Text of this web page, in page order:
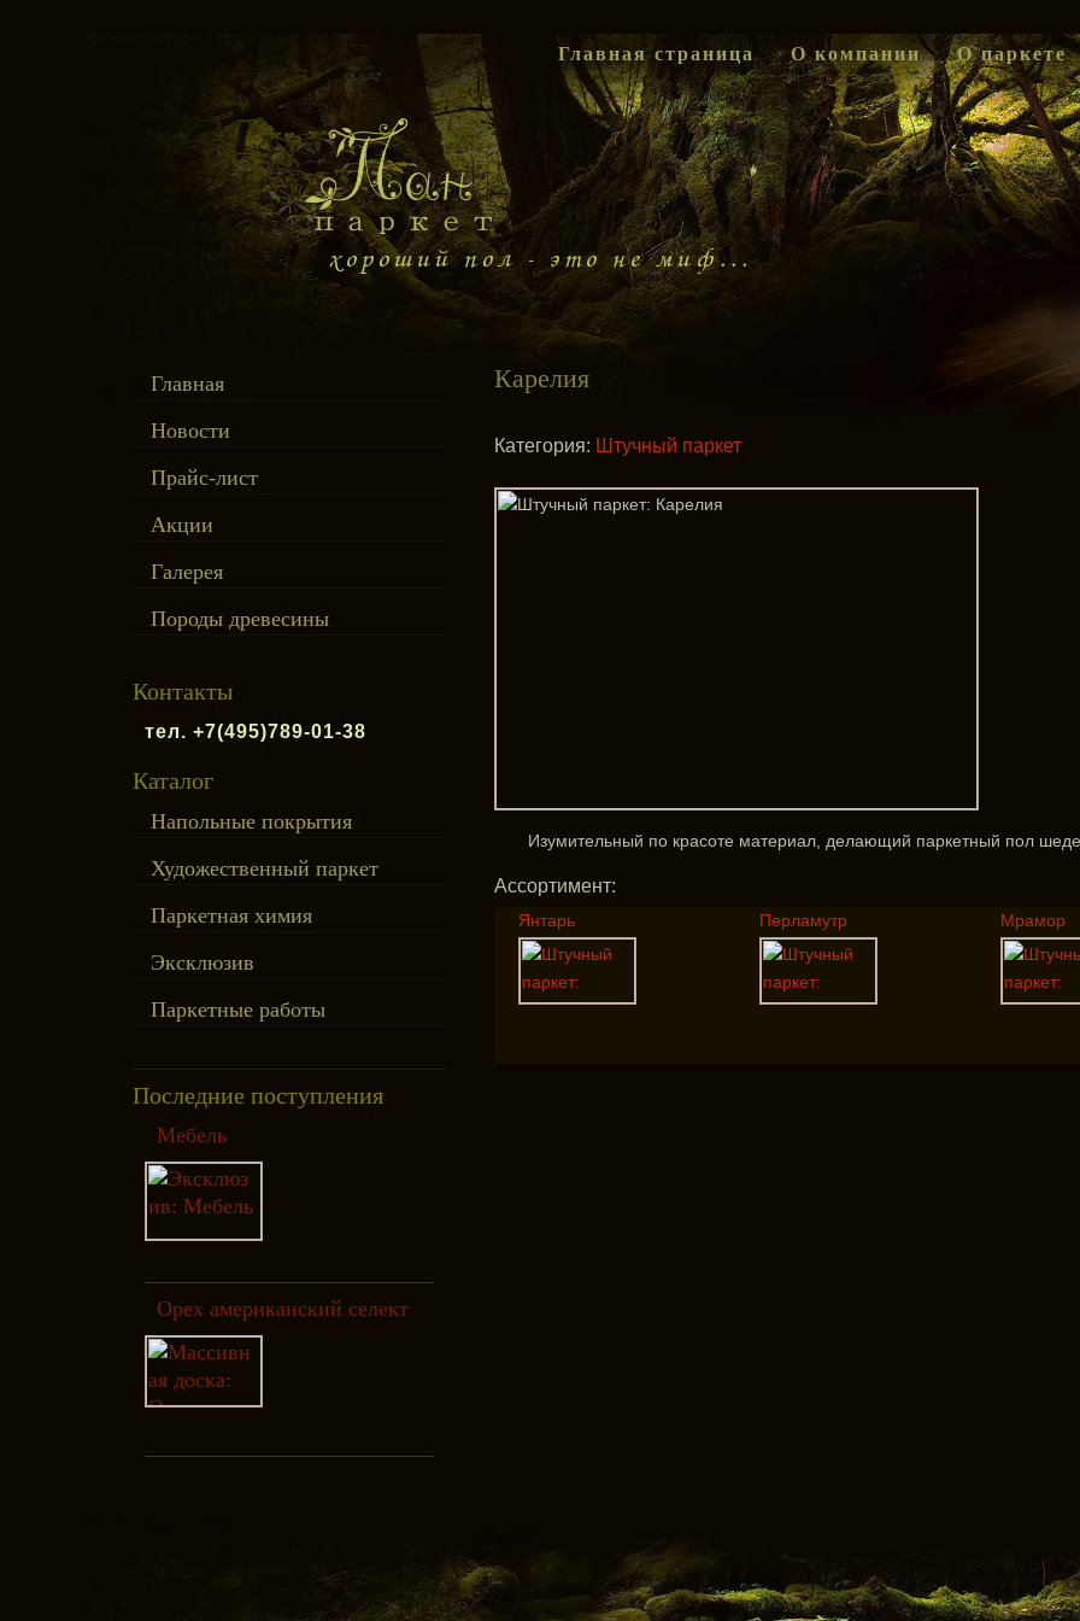
Главная страница О компании О паркете
Главная
Новости
Прайс-лист
Акции
Галерея
Породы древесины
Контакты
тел. +7(495)789-01-38
Каталог
Напольные покрытия
Художественный паркет
Паркетная химия
Эксклюзив
Паркетные работы
Последние поступления
Мебель
Орех американский селект
Карелия
Категория: Штучный паркет
Изумительный по красоте материал, делающий паркетный пол
Ассортимент:
Янтарь Перламутр Мрамор